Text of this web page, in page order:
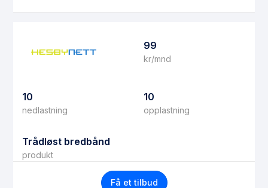
99
kr/mnd
10
nedlastning
10
opplastning
Trådløst bredbånd
produkt
Få et tilbud